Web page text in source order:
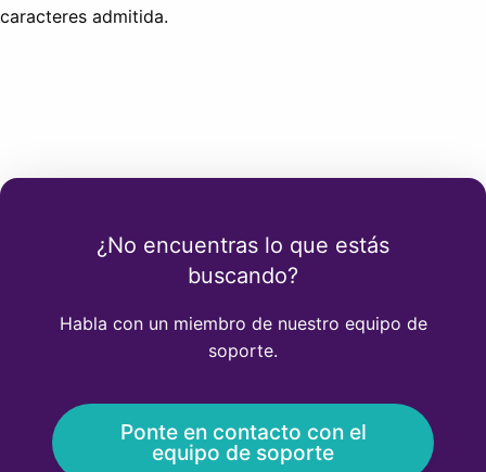
caracteres admitida.
¿No encuentras lo que estás
buscando?
Habla con un miembro de nuestro equipo de
soporte.
Ponte en contacto con el
equipo de soporte